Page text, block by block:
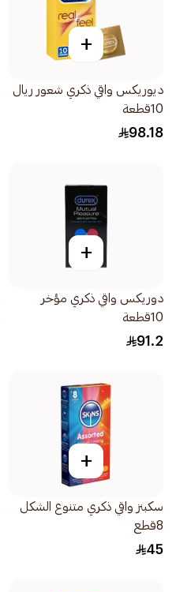
+
ديوريكس واقي ذكري شعور ريال
10قطعة
98.18
+
دوريكس واقي ذكري مؤخر
10قطعة
91.2
+
سكبنز واقي ذكري متنوع الشكل
8قطع
45